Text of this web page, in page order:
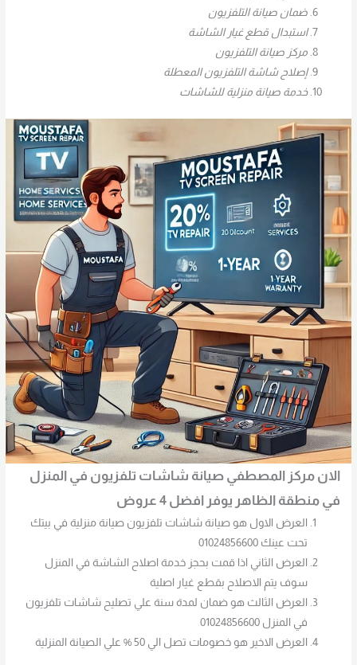
ضمان صيانة التلفزيون
استبدال قطع غيار الشاشة
مركز صيانة التلفزيون
إصلاح شاشة التلفزيون المعطلة
خدمة صيانة منزلية للشاشات
الان مركز المصطفي صيانة شاشات تلفزيون في المنزل
في منطقة الظاهر يوفر افضل 4 عروض
العرض الاول هو صيانة شاشات تلفزيون صيانة منزلية في بيتك
تحت عينك 01024856600
العرض الثاني اذا قمت بحجز خدمة اصلاح الشاشة في المنزل
سوف يتم الاصلاح بقطع غيار اصلية
العرض الثالث هو ضمان لمدة سنة علي تصليح شاشات تلفزيون
في المنزل 01024856600
العرض الاخير هو خصومات تصل الي 50 % علي الصيانة المنزلية